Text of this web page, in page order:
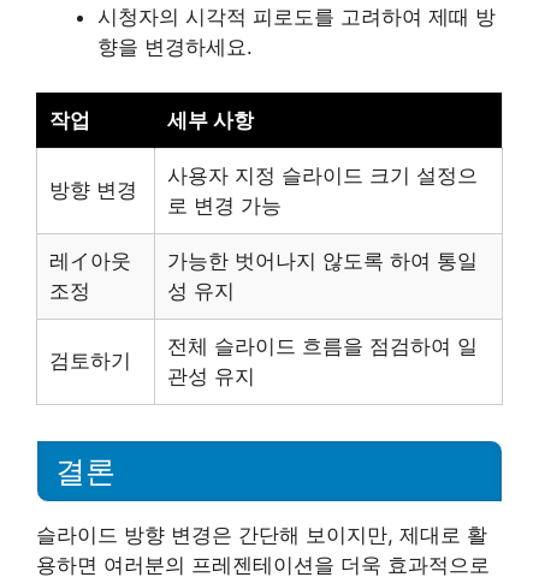
시청자의 시각적 피로도를 고려하여 제때 방
향을 변경하세요.
작업 세부 사항
방향 변경
사용자 지정 슬라이드 크기 설정으
로 변경 가능
레イ아웃
조정
가능한 벗어나지 않도록 하여 통일
성 유지
검토하기
전체 슬라이드 흐름을 점검하여 일
관성 유지
결론
슬라이드 방향 변경은 간단해 보이지만, 제대로 활
용하면 여러분의 프레젠테이션을 더욱 효과적으로